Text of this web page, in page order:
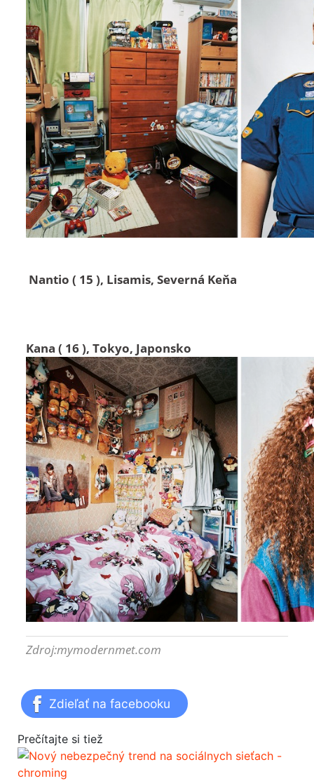
Nantio ( 15 ), Lisamis, Severná Keňa
Kana ( 16 ), Tokyo, Japonsko
Zdroj:mymodernmet.com
Zdieľať na facebooku
Prečítajte si tiež